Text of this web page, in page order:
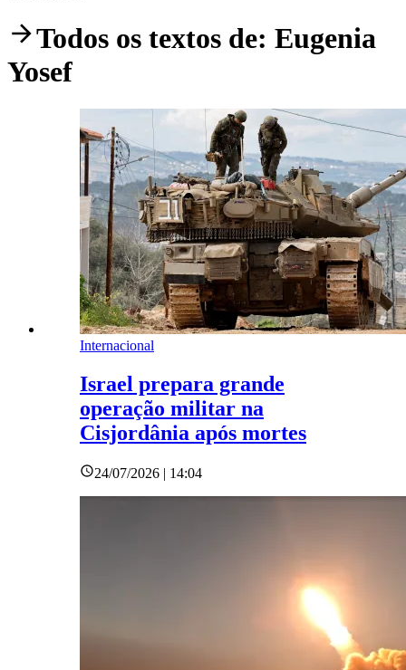
Todos os textos de: Eugenia
Yosef
Internacional
Israel prepara grande
operação militar na
Cisjordânia após mortes
24/07/2026 | 14:04